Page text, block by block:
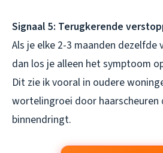
Signaal 5: Terugkerende
Als je elke 2-3 maanden
dan los je alleen het symptoom
Dit zie ik vooral in oudere
wortelingroei door haarscheuren
binnendringt.